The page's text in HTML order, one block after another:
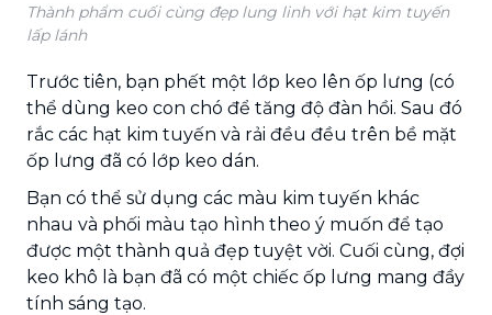
Thành phẩm cuối cùng đẹp lung linh với hạt kim tuyến
lấp lánh
Trước tiên, bạn phết một lớp keo lên ốp lưng (có
thể dùng keo con chó để tăng độ đàn hồi. Sau đó
rắc các hạt kim tuyến và rải đều đều trên bề mặt
ốp lưng đã có lớp keo dán.
Bạn có thể sử dụng các màu kim tuyến khác
nhau và phối màu tạo hình theo ý muốn để tạo
được một thành quả đẹp tuyệt vời. Cuối cùng, đợi
keo khô là bạn đã có một chiếc ốp lưng mang đầy
tính sáng tạo.